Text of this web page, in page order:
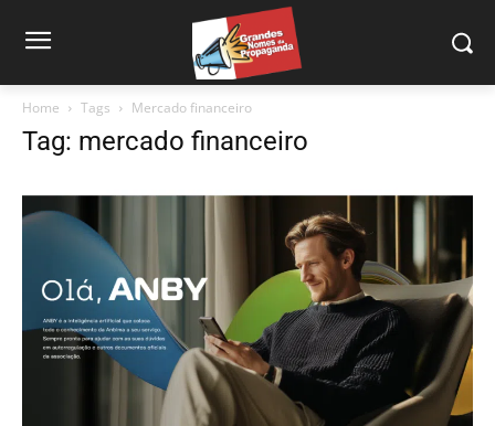
Home Tags Mercado financeiro
Tag: mercado financeiro